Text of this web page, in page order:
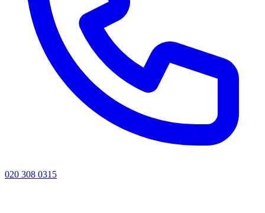
020 308 0315